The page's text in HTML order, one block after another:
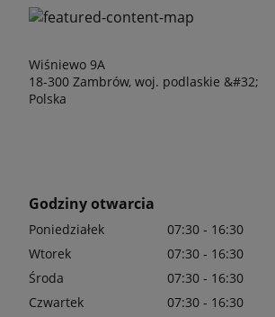
Wiśniewo 9A
18-300 Zambrów, woj. podlaskie &#32;
Polska
Godziny otwarcia
Poniedziałek
07:30 - 16:30
Wtorek
07:30 - 16:30
Środa
07:30 - 16:30
Czwartek
07:30 - 16:30